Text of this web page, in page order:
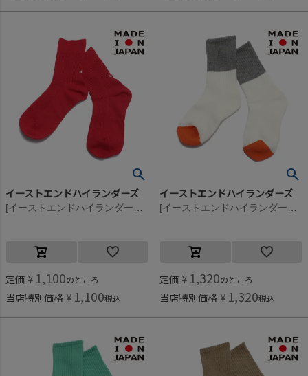
イーストエンドハイランダーズ
定価 ¥ 1,100のところ
当店特別価格 ¥ 1,100税込
イーストエンドハイランダーズ
定価 ¥ 1,320のところ
当店特別価格 ¥ 1,320税込